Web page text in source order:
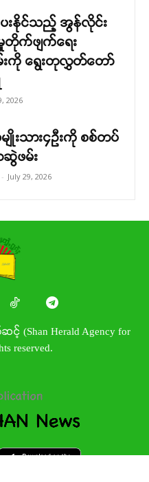
းနိုင်သည့် အွန်လိုင်း
က်ဖျက်ရေး
းကို ရွေးတုလွှတ်တော်
2026
ျိုးသား၄ဉီးကို စစ်တပ်
ဆွဲဖမ်း
- July 29, 2026
(Shan Herald Agency for
reserved.